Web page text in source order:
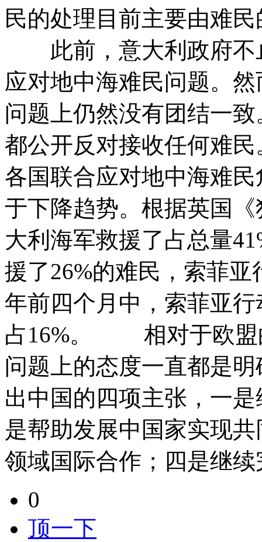
民的处理目前主要由难
此前，意大利政府不
应对地中海难民问题。
问题上仍然没有团结一
都公开反对接收任何难
各国联合应对地中海难
于下降趋势。根据英国
大利海军救援了占总量
援了26%的难民，索菲
年前四个月中，索菲亚
占16%。 相对于欧盟
问题上的态度一直都是
出中国的四项主张，一
是帮助发展中国家实现
领域国际合作；四是继
0
顶一下